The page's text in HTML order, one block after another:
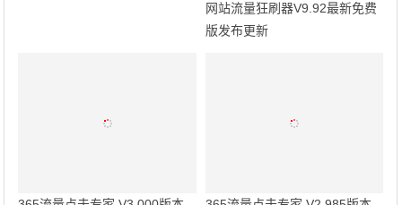
网站流量狂刷器V9.92最新免费
版发布更新